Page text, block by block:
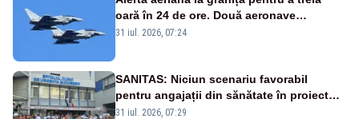
oară în 24 de ore. Două aeronave
Eurofighter britanice au fost ridicate de la
31 iul. 2026, 07:24
SANITAS: Niciun scenariu favorabil
pentru angajații din sănătate în proiectul
Legii salarizării
31 iul. 2026, 07:29